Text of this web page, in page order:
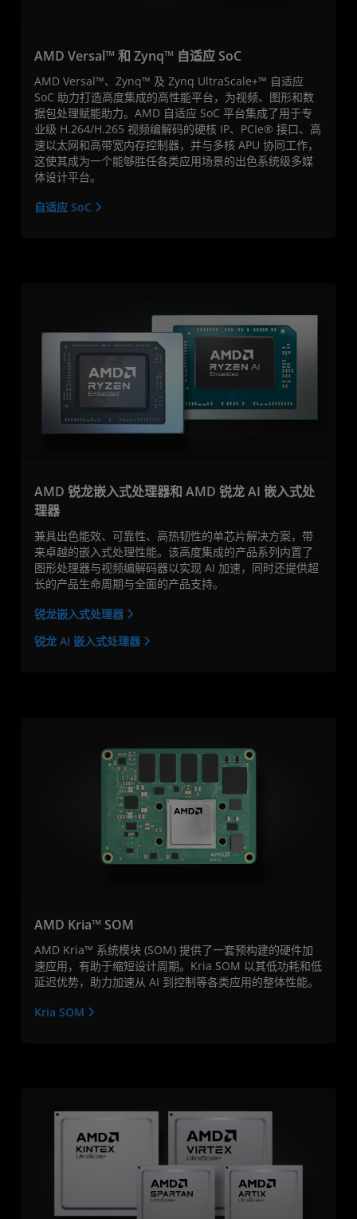
AMD Versal™ 和 Zynq™ 自适应 SoC
AMD Versal™、Zynq™ 及 Zynq UltraScale+™ 自适应
SoC 助力打造高度集成的高性能平台，为视频、图形和数
据包处理赋能助力。AMD 自适应 SoC 平台集成了用于专
业级 H.264/H.265 视频编解码的硬核 IP、PCIe® 接口、高
速以太网和高带宽内存控制器，并与多核 APU 协同工作，
这使其成为一个能够胜任各类应用场景的出色系统级多媒
体设计平台。
自适应 SoC
AMD 锐龙嵌入式处理器和 AMD 锐龙 AI 嵌入式处
理器
兼具出色能效、可靠性、高热韧性的单芯片解决方案，带
来卓越的嵌入式处理性能。该高度集成的产品系列内置了
图形处理器与视频编解码器以实现 AI 加速，同时还提供超
长的产品生命周期与全面的产品支持。
锐龙嵌入式处理器
锐龙 AI 嵌入式处理器
AMD Kria™ SOM
AMD Kria™ 系统模块 (SOM) 提供了一套预构建的硬件加
速应用，有助于缩短设计周期。Kria SOM 以其低功耗和低
延迟优势，助力加速从 AI 到控制等各类应用的整体性能。
Kria SOM